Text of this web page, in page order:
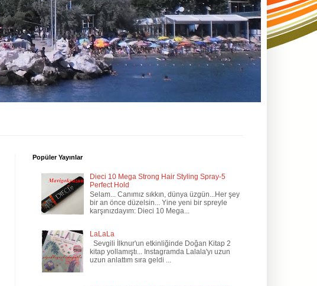
Popüler Yayınlar
Dieci 10 Mega Strong Hair Styling Spray-5
Perfect Hold
Selam... Canımız sıkkın, dünya üzgün...Her şey
bir an önce düzelsin... Yine yeni bir spreyle
karşınızdayım: Dieci 10 Mega...
LaLaLa
Sevgili İlknur'un etkinliğinde Doğan Kitap 2
kitap yollamıştı... Instagramda Lalala'yı uzun
uzun anlattım sıra geldi ...